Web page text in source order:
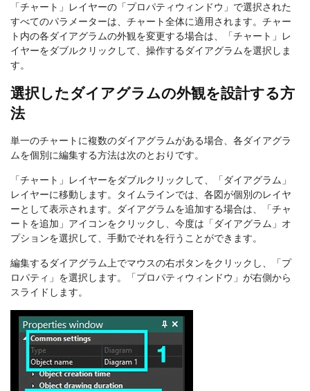
「チャート」レイヤーの「プロパティウィンドウ」で選択された
すべてのパラメーターは、チャート全体に適用されます。チャー
ト内の各ダイアグラムの外観を変更する場合は、「チャート」レ
イヤーをダブルクリックして、操作するダイアグラムを選択しま
す。
選択したダイアグラムの外観を設計する方
法
単一のチャートに複数のダイアグラムがある場合、各ダイアグラ
ムを個別に編集する方法は次のとおりです。
「チャート」レイヤーをダブルクリックして、「ダイアグラム」
レイヤーに移動します。タイムラインでは、各図が個別のレイヤ
ーとして表示されます。ダイアグラムを追加する場合は、「チャ
ートを追加」アイコンをクリックし、今度は「ダイアグラム」オ
プションを選択して、手動でそれを行うことができます。
編集するダイアグラム上でマウスの右ボタンをクリックし、「プ
ロパティ」を選択します。「プロパティウィンドウ」が右側から
スライドします。